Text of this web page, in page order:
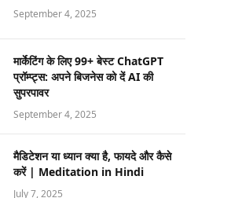
September 4, 2025
मार्केटिंग के लिए 99+ बेस्ट ChatGPT
प्रॉम्प्ट्स: अपने बिजनेस को दें AI की
सुपरपावर
September 4, 2025
मैडिटेशन या ध्यान क्या है, फायदे और कैसे
करें | Meditation in Hindi
July 7, 2025